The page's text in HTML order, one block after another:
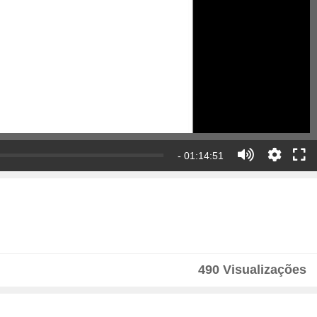
- 01:14:51
490 Visualizações